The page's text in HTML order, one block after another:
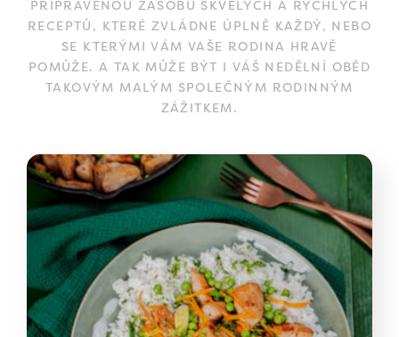
PŘIPRAVENOU ZÁSOBU SKVĚLÝCH A RYCHLÝCH
RECEPTŮ, KTERÉ ZVLÁDNE ÚPLNĚ KAŽDÝ, NEBO
SE KTERÝMI VÁM VAŠE RODINA HRAVĚ
POMŮŽE. A TAK MŮŽE BÝT I VÁŠ NEDĚLNÍ OBĚD
TAKOVÝM MALÝM SPOLEČNÝM RODINNÝM
ZÁŽITKEM.